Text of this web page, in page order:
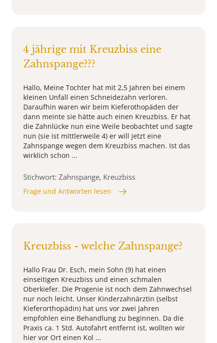
4 jährige mit Kreuzbiss eine
Zahnspange???
Hallo, Meine Tochter hat mit 2,5 Jahren bei einem
kleinen Unfall einen Schneidezahn verloren.
Daraufhin waren wir beim Kieferothopäden der
dann meinte sie hätte auch einen Kreuzbiss. Er hat
die Zahnlücke nun eine Weile beobachtet und sagte
nun (sie ist mittlerweile 4) er will jetzt eine
Zahnspange wegen dem Kreuzbiss machen. Ist das
wirklich schon ...
Stichwort: Zahnspange, Kreuzbiss
Frage und Antworten lesen
Kreuzbiss - welche Zahnspange?
Hallo Frau Dr. Esch, mein Sohn (9) hat einen
einseitigen Kreuzbiss und einen schmalen
Oberkiefer. Die Progenie ist noch dem Zahnwechsel
nur noch leicht. Unser Kinderzahnärztin (selbst
Kieferorthopädin) hat uns vor zwei Jahren
empfohlen eine Behandlung zu beginnen. Da die
Praxis ca. 1 Std. Autofahrt entfernt ist, wollten wir
hier vor Ort einen Kol ...